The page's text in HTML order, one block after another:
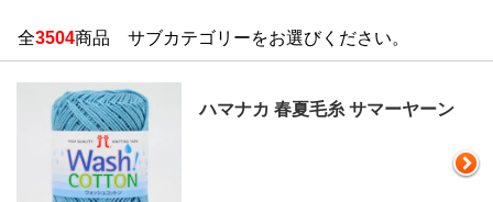
全3504商品 サブカテゴリーをお選びください。
ハマナカ 春夏毛糸 サマーヤーン